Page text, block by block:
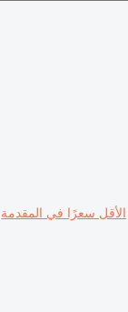
الأقل سعرًا في المقدمة